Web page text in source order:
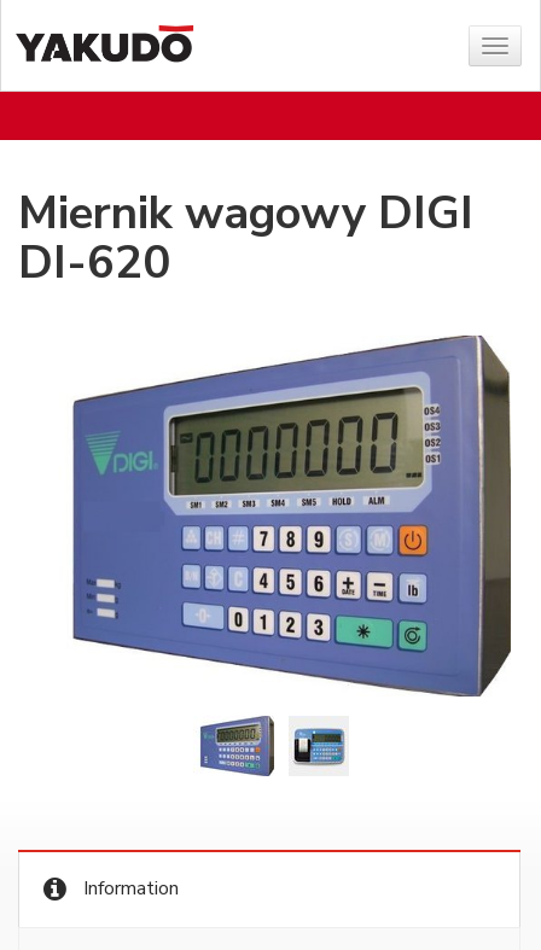
Show
menu
Miernik wagowy DIGI
DI-620
Information